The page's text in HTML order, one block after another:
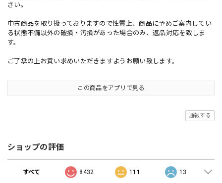
さい。
中古商品を取り扱っておりますので性質上、商品に予めご案内してい
る状態不備以外の破損・汚損があった場合のみ、返品対応を致しま
す。
ご了承の上お買い求めいただきますようお願い致します。
この商品をアプリで見る
通報する
ショップの評価
すべて 8432 111 13